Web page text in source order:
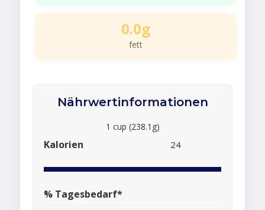
0.0g
fett
Nährwertinformationen
1 cup (238.1g)
Kalorien 24
% Tagesbedarf*